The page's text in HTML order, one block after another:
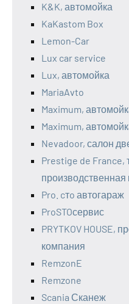
K&K, автомойка
KaKastom Box
Lemon-Car
Lux car service
Lux, автомойка
MariaAvto
Maximum,
Maximum,
Nevadoor, салон
Prestige de France,
Pro. cтo автогараж
ProSTOсервис
PRYTKOV HOUSE,
компания
RemzonE
Remzone
Scania Сканеж